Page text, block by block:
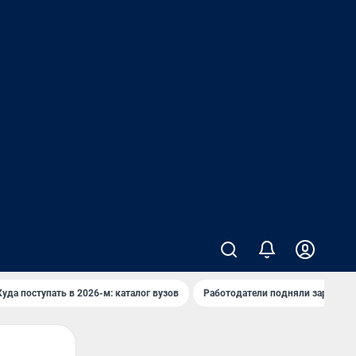
поступать в 2026-м: каталог вузов Работодатели подняли